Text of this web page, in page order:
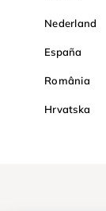
Nederland
España
România
Hrvatska